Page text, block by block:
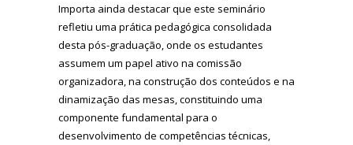
Importa ainda destacar que este seminário
refletiu uma prática pedagógica consolidada
desta pós-graduação, onde os estudantes
assumem um papel ativo na comissão
organizadora, na construção dos conteúdos e na
dinamização das mesas, constituindo uma
componente fundamental para o
desenvolvimento de competências técnicas,